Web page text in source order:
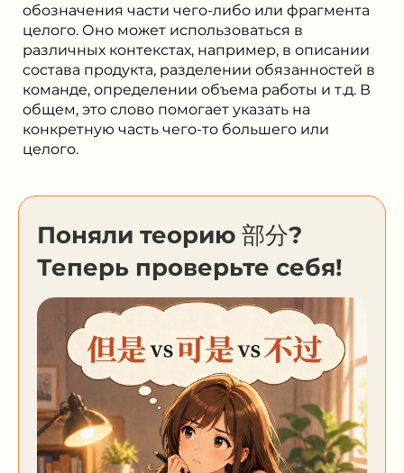
обозначения части чего-либо или фрагмента
целого. Оно может использоваться в
различных контекстах, например, в описании
состава продукта, разделении обязанностей в
команде, определении объема работы и т.д. В
общем, это слово помогает указать на
конкретную часть чего-то большего или
целого.
Поняли теорию 部分?
Теперь проверьте себя!